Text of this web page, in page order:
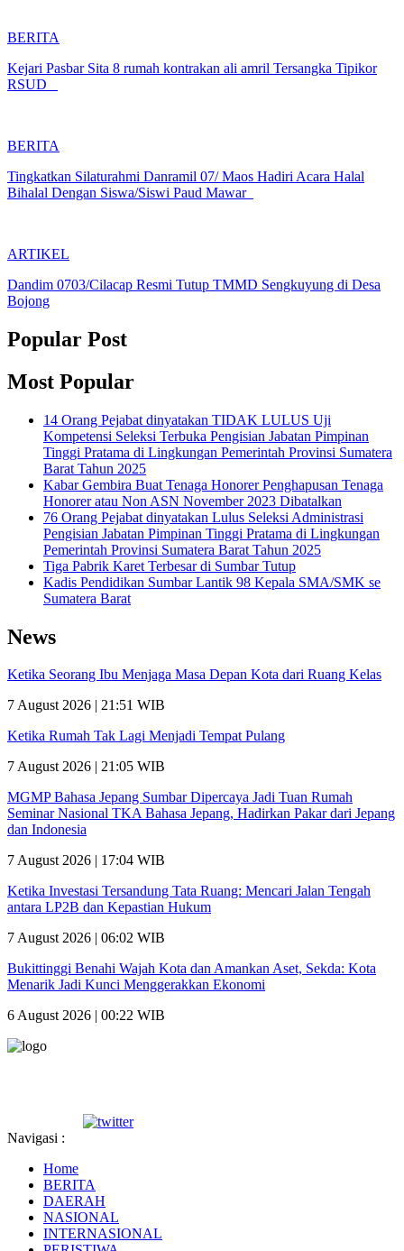
BERITA
Kejari Pasbar Sita 8 rumah kontrakan ali amril Tersangka Tipikor
RSUD
BERITA
Tingkatkan Silaturahmi Danramil 07/ Maos Hadiri Acara Halal
Bihalal Dengan Siswa/Siswi Paud Mawar
ARTIKEL
Dandim 0703/Cilacap Resmi Tutup TMMD Sengkuyung di Desa
Bojong
Popular Post
Most Popular
14 Orang Pejabat dinyatakan TIDAK LULUS Uji
Kompetensi Seleksi Terbuka Pengisian Jabatan Pimpinan
Tinggi Pratama di Lingkungan Pemerintah Provinsi Sumatera
Barat Tahun 2025
Kabar Gembira Buat Tenaga Honorer Penghapusan Tenaga
Honorer atau Non ASN November 2023 Dibatalkan
76 Orang Pejabat dinyatakan Lulus Seleksi Administrasi
Pengisian Jabatan Pimpinan Tinggi Pratama di Lingkungan
Pemerintah Provinsi Sumatera Barat Tahun 2025
Tiga Pabrik Karet Terbesar di Sumbar Tutup
Kadis Pendidikan Sumbar Lantik 98 Kepala SMA/SMK se
Sumatera Barat
News
Ketika Seorang Ibu Menjaga Masa Depan Kota dari Ruang Kelas
7 August 2026 | 21:51 WIB
Ketika Rumah Tak Lagi Menjadi Tempat Pulang
7 August 2026 | 21:05 WIB
MGMP Bahasa Jepang Sumbar Dipercaya Jadi Tuan Rumah
Seminar Nasional TKA Bahasa Jepang, Hadirkan Pakar dari Jepang
dan Indonesia
7 August 2026 | 17:04 WIB
Ketika Investasi Tersandung Tata Ruang: Mencari Jalan Tengah
antara LP2B dan Kepastian Hukum
7 August 2026 | 06:02 WIB
Bukittinggi Benahi Wajah Kota dan Amankan Aset, Sekda: Kota
Menarik Jadi Kunci Menggerakkan Ekonomi
6 August 2026 | 00:22 WIB
Navigasi :
Home
BERITA
DAERAH
NASIONAL
INTERNASIONAL